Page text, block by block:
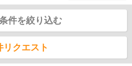
件を絞り込む
リクエスト